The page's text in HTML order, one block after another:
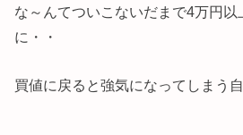
な～んてついこないだまで4万円
に・・
買値に戻ると強気になってしまう